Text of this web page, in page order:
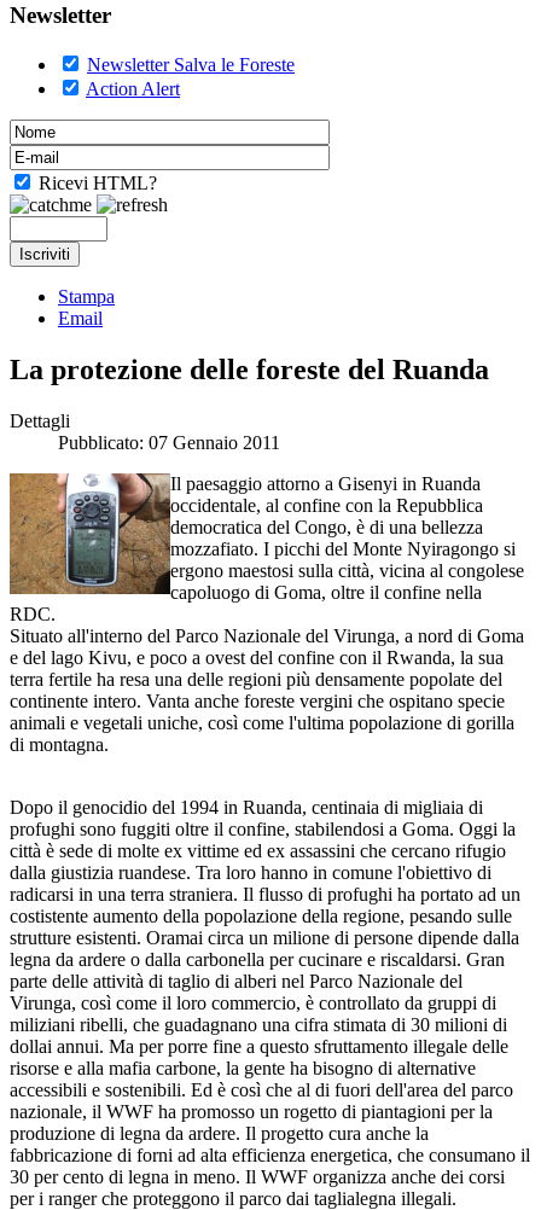
Newsletter
Newsletter Salva le Foreste
Action Alert
Ricevi HTML?
Stampa
Email
La protezione delle foreste del Ruanda
Dettagli
Pubblicato: 07 Gennaio 2011
Il paesaggio attorno a Gisenyi in Ruanda
occidentale, al confine con la Repubblica
democratica del Congo, è di una bellezza
mozzafiato. I picchi del Monte Nyiragongo si
ergono maestosi sulla città, vicina al congolese
capoluogo di Goma, oltre il confine nella
RDC.
Situato all'interno del Parco Nazionale del Virunga, a nord di Goma
e del lago Kivu, e poco a ovest del confine con il Rwanda, la sua
terra fertile ha resa una delle regioni più densamente popolate del
continente intero. Vanta anche foreste vergini che ospitano specie
animali e vegetali uniche, così come l'ultima popolazione di gorilla
di montagna.
Dopo il genocidio del 1994 in Ruanda, centinaia di migliaia di
profughi sono fuggiti oltre il confine, stabilendosi a Goma. Oggi la
città è sede di molte ex vittime ed ex assassini che cercano rifugio
dalla giustizia ruandese. Tra loro hanno in comune l'obiettivo di
radicarsi in una terra straniera. Il flusso di profughi ha portato ad un
costistente aumento della popolazione della regione, pesando sulle
strutture esistenti. Oramai circa un milione di persone dipende dalla
legna da ardere o dalla carbonella per cucinare e riscaldarsi. Gran
parte delle attività di taglio di alberi nel Parco Nazionale del
Virunga, così come il loro commercio, è controllato da gruppi di
miliziani ribelli, che guadagnano una cifra stimata di 30 milioni di
dollai annui. Ma per porre fine a questo sfruttamento illegale delle
risorse e alla mafia carbone, la gente ha bisogno di alternative
accessibili e sostenibili. Ed è così che al di fuori dell'area del parco
nazionale, il WWF ha promosso un rogetto di piantagioni per la
produzione di legna da ardere. Il progetto cura anche la
fabbricazione di forni ad alta efficienza energetica, che consumano il
30 per cento di legna in meno. Il WWF organizza anche dei corsi
per i ranger che proteggono il parco dai taglialegna illegali.